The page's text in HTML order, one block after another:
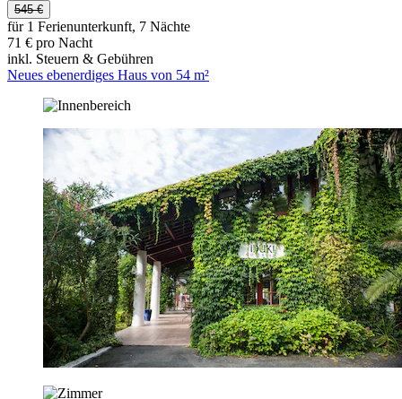
545 €
für 1 Ferienunterkunft, 7 Nächte
71 € pro Nacht
inkl. Steuern & Gebühren
Neues ebenerdiges Haus von 54 m²